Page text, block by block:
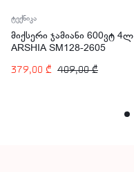
ტექნიკა
მიქსერი ჯამიანი 600ვტ 4ლ
ARSHIA SM128-2605
379,00 ₾ 409,00₾